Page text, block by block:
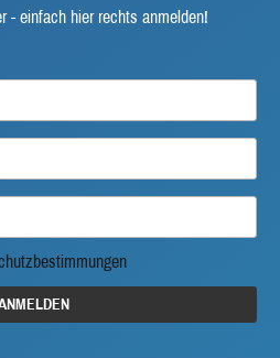
- einfach hier rechts anmelden!